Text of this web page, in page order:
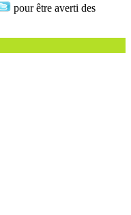
pour être averti des